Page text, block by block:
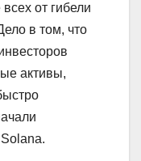
от гибели
в том, что
активы,